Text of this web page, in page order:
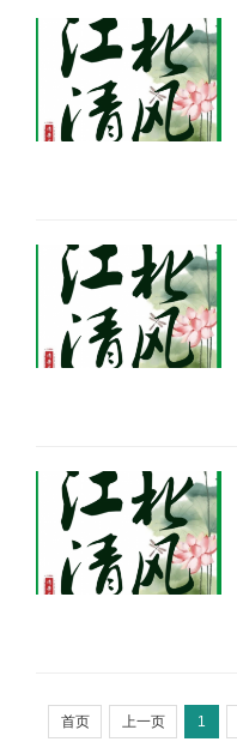
首页 上一页 1